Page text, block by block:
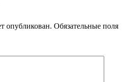
опубликован. Обязательные поля